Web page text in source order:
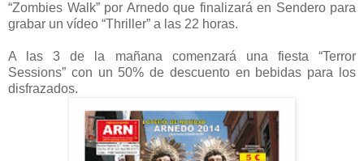
“Zombies Walk” por Arnedo que finalizará en Sendero para
grabar un vídeo “Thriller” a las 22 horas.
A las 3 de la mañana comenzará una fiesta “Terror
Sessions” con un 50% de descuento en bebidas para los
disfrazados.